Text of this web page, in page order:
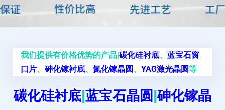
我们提供有价格优势的产品|碳化硅衬底、 蓝宝石窗
口片、 砷化镓衬底、 氮化镓晶圆、 YAG激光晶圆等
碳化硅衬底|蓝宝石晶圆|砷化镓晶